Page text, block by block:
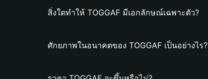
สิ่งใดทำให้ TOGGAF มีเอกลักษณ์เฉพาะตัว?
ศักยภาพในอนาคตของ TOGGAF เป็นอย่างไร?